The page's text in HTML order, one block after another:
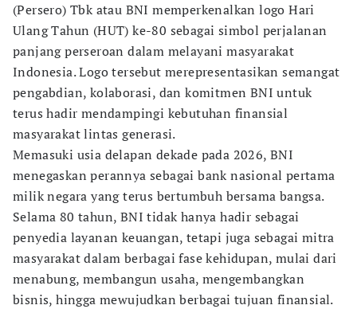
(Persero) Tbk atau BNI memperkenalkan logo Hari
Ulang Tahun (HUT) ke-80 sebagai simbol perjalanan
panjang perseroan dalam melayani masyarakat
Indonesia. Logo tersebut merepresentasikan semangat
pengabdian, kolaborasi, dan komitmen BNI untuk
terus hadir mendampingi kebutuhan finansial
masyarakat lintas generasi.
Memasuki usia delapan dekade pada 2026, BNI
menegaskan perannya sebagai bank nasional pertama
milik negara yang terus bertumbuh bersama bangsa.
Selama 80 tahun, BNI tidak hanya hadir sebagai
penyedia layanan keuangan, tetapi juga sebagai mitra
masyarakat dalam berbagai fase kehidupan, mulai dari
menabung, membangun usaha, mengembangkan
bisnis, hingga mewujudkan berbagai tujuan finansial.